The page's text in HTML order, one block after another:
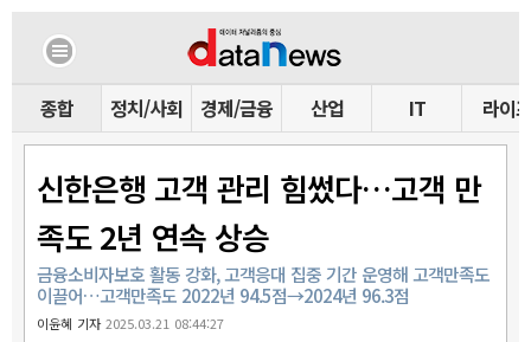
종합 정치/사회 경제/금융 산업 IT 라이프
신한은행 고객 관리 힘썼다…고객 만
족도 2년 연속 상승
금융소비자보호 활동 강화, 고객응대 집중 기간 운영해 고객만족도
이끌어…고객만족도 2022년 94.5점→2024년 96.3점
이윤혜 기자2025.03.21 08:44:27